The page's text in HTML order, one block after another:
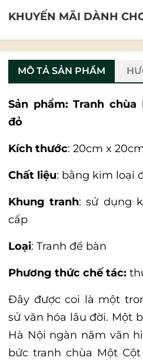
KHUYẾN MÃI DÀNH
MÔ TẢ SẢN PHẨM
Sản phẩm: Tranh
đỏ
Kích thước: 20cm x
Chất liệu: bằng kim loại
Khung tranh: sử dụng
cấp
Loại: Tranh để bàn
Phương thức chế tác:
Đây được coi là một
sử văn hóa lâu đời. Một
Hà Nội ngàn năm văn
bức tranh chùa Một